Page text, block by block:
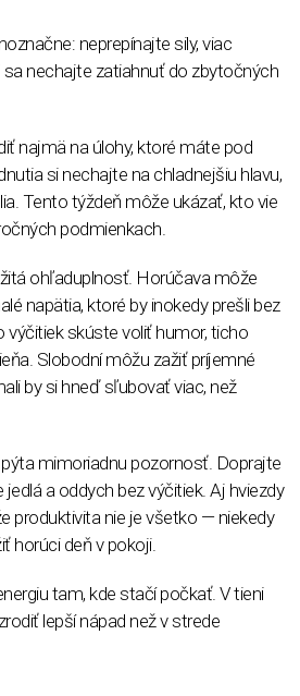
neprepínajte sily, viac
nechajte zatiahnuť do zbytočných
najmä na úlohy, ktoré máte pod
si nechajte na chladnejšiu hlavu,
Tento týždeň môže ukázať, kto vie
podmienkach.
ohľaduplnosť. Horúčava môže
napätia, ktoré by inokedy prešli bez
skúste voliť humor, ticho
Slobodní môžu zažiť príjemné
by si hneď sľubovať viac, než
mimoriadnu pozornosť. Doprajte
a oddych bez výčitiek. Aj hviezdy
produktivita nie je všetko — niekedy
horúci deň v pokoji.
tam, kde stačí počkať. V tieni
lepší nápad než v strede